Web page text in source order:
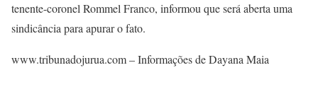
tenente-coronel Rommel Franco, informou que será aberta uma
sindicância para apurar o fato.
www.tribunadojurua.com – Informações de Dayana Maia